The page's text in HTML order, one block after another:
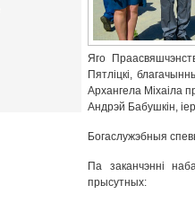
Яго
Пятліцкі,
Архангела Міхаіла
Андрэй Бабушкін,
Богаслужэбныя
Па заканчэнні
прысутных: